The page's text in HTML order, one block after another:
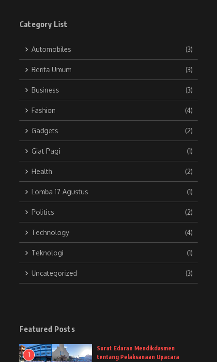
Category List
Automobiles (3)
Berita Umum (3)
Business (3)
Fashion (4)
Gadgets (2)
Giat Pagi (1)
Health (2)
Lomba 17 Agustus (1)
Politics (2)
Technology (4)
Teknologi (1)
Uncategorized (3)
Featured Posts
1
Surat Edaran Mendikdasmen
tentang Pelaksanaan Upacara